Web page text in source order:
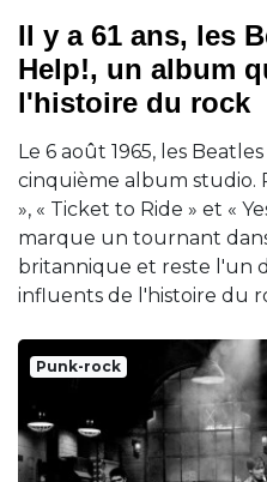
Il y a 61 ans, les
Help!, un album
l'histoire du rock
Le 6 août 1965, les
cinquième album studio.
», « Ticket to Ride » et «
marque un tournant
britannique et reste l'un
influents de l'histoire du
Punk-rock